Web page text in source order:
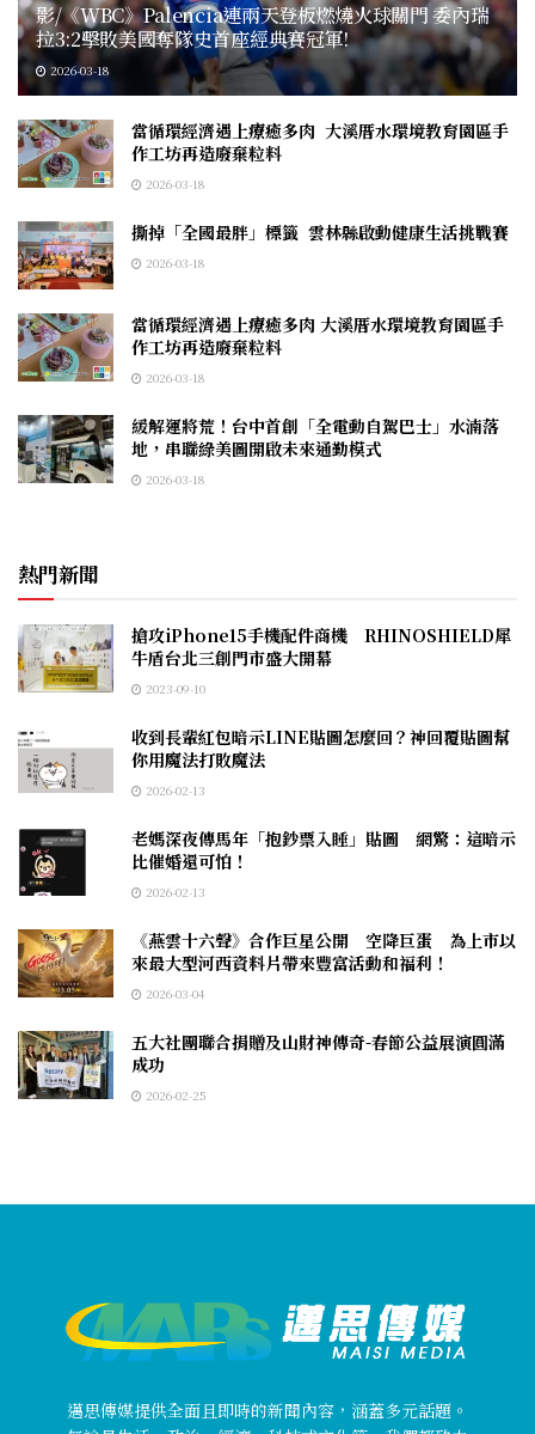
影/《WBC》Palencia連兩天登板燃燒火球關門 委內瑞
拉3:2擊敗美國奪隊史首座經典賽冠軍!
2026-03-18
當循環經濟遇上療癒多肉 大溪厝水環境教育園區手
作工坊再造廢棄粒料
2026-03-18
撕掉「全國最胖」標籤 雲林縣啟動健康生活挑戰賽
2026-03-18
當循環經濟遇上療癒多肉 大溪厝水環境教育園區手
作工坊再造廢棄粒料
2026-03-18
緩解運將荒！台中首創「全電動自駕巴士」水湳落
地，串聯綠美圖開啟未來通勤模式
2026-03-18
熱門新聞
搶攻iPhone15手機配件商機 RHINOSHIELD犀
牛盾台北三創門市盛大開幕
2023-09-10
收到長輩紅包暗示LINE貼圖怎麼回？神回覆貼圖幫
你用魔法打敗魔法
2026-02-13
老媽深夜傳馬年「抱鈔票入睡」貼圖 網驚：這暗示
比催婚還可怕！
2026-02-13
《燕雲十六聲》合作巨星公開 空降巨蛋 為上市以
來最大型河西資料片帶來豐富活動和福利！
2026-03-04
五大社團聯合捐贈及山財神傳奇-春節公益展演圓滿
成功
2026-02-25
邁思傳媒提供全面且即時的新聞內容，涵蓋多元話題。